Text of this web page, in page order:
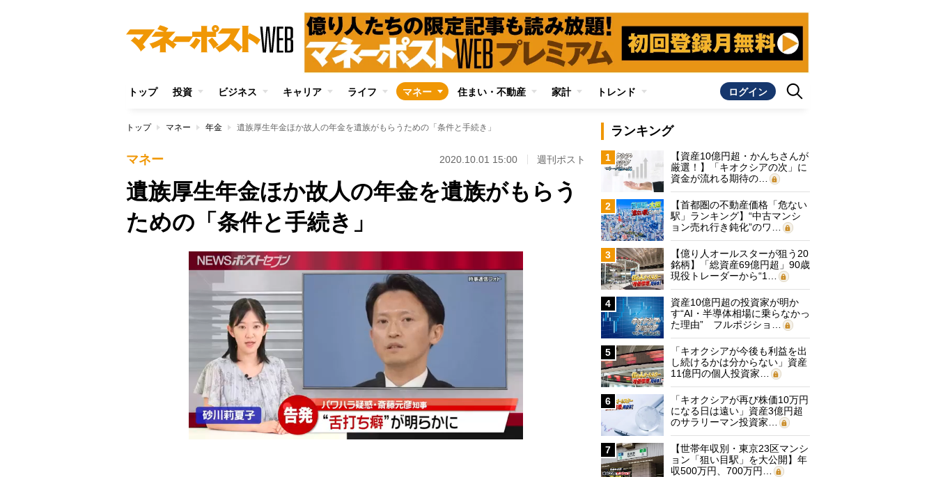
トップ 投資 ビジネス キャリア ライフ マネー 住まい・不動産 家計 トレンド ログイン
トップ マネー 年金 遺族厚生年金ほか故人の年金を遺族がもらうための「条件と手続き」
マネー 2020.10.01 15:00 週刊ポスト
遺族厚生年金ほか故人の年金を遺族がもらう
ための「条件と手続き」
ランキング
1
【資産10億円超・かんちさんが
厳選！】「キオクシアの次」に
資金が流れる期待の…
2
【首都圏の不動産価格「危ない
駅」ランキング】“中古マンシ
ョン売れ行き鈍化”のワ…
3
【億り人オールスターが狙う20
銘柄】「総資産69億円超」90歳
現役トレーダーから“1…
4
資産10億円超の投資家が明か
す“AI・半導体相場に乗らなかっ
た理由” フルポジショ…
5
「キオクシアが今後も利益を出
し続けるかは分からない」資産
11億円の個人投資家…
6
「キオクシアが再び株価10万円
になる日は遠い」資産3億円超
のサラリーマン投資家…
7
【世帯年収別・東京23区マンシ
ョン「狙い目駅」を大公開】年
収500万円、700万円…